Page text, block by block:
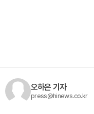
오하은 기자
press@hinews.co.kr